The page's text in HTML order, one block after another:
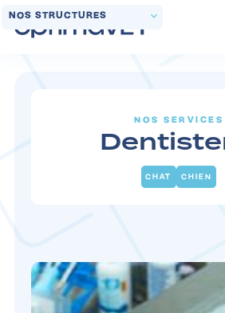
NOS STRUCTURES
NOS SERVICES
CHAT CHIEN